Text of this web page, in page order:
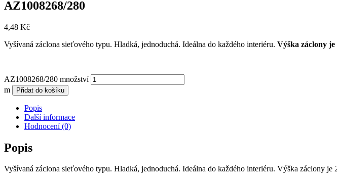
AZ1008268/280
4,48 Kč
Vyšívaná záclona sieťového typu. Hladká, jednoduchá. Ideálna do každého interiéru. Výška záclony
AZ1008268/280 množství
m
Přidat do košíku
Popis
Další informace
Hodnocení (0)
Popis
Vyšívaná záclona sieťového typu. Hladká, jednoduchá. Ideálna do každého interiéru. Výška záclony